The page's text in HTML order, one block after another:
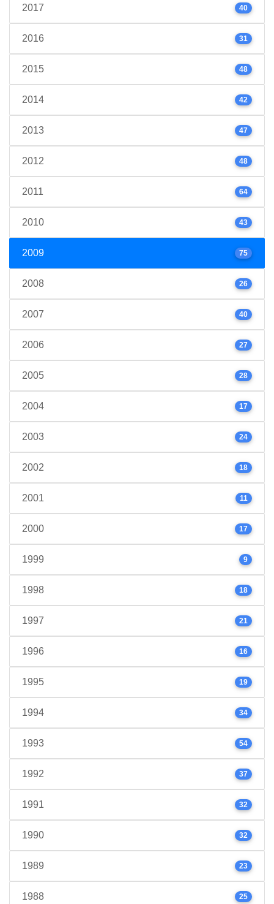
2017 40
2016 31
2015 48
2014 42
2013 47
2012 48
2011 64
2010 43
2009 75
2008 26
2007 40
2006 27
2005 28
2004 17
2003 24
2002 18
2001 11
2000 17
1999 9
1998 18
1997 21
1996 16
1995 19
1994 34
1993 54
1992 37
1991 32
1990 32
1989 23
1988 25